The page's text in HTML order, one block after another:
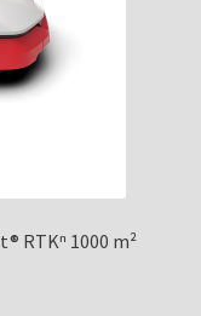
RTKⁿ 1000 m²